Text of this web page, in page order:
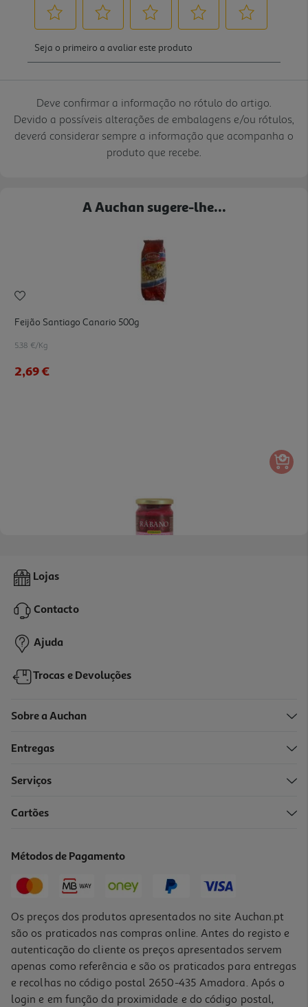
Deve confirmar a informação no rótulo do artigo.
Devido a possíveis alterações de embalagens e/ou rótulos,
deverá considerar sempre a informação que acompanha o
produto que recebe.
A Auchan sugere-lhe...
Feijão Santiago Canario 500g
5.38 €/Kg
2,69 €
Rábano Stenhauer Com Beterraba 200g
2,99 €
Lojas
Contacto
Ajuda
Trocas e Devoluções
Sobre a Auchan
Entregas
Serviços
Cartões
Métodos de Pagamento
Os preços dos produtos apresentados no site Auchan.pt
são os praticados nas compras online. Antes do registo e
autenticação do cliente os preços apresentados servem
apenas como referência e são os praticados para entregas
e recolhas no código postal 2650-435 Amadora. Após o
login e em função da proximidade e do código postal,